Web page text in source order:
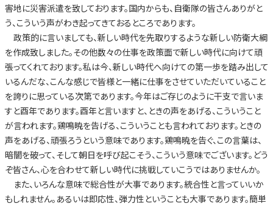
害地に災害派遣を致しております。国内からも、自衛隊の皆さんありがと
う、こういう声がわき起ってきておるところであります。
政策的に言いましても、新しい時代を先取りするような新しい防衛大綱
を作成致しました。その他数々の仕事を政策面で新しい時代に向けて頑
張ってくれております。私は今、新しい時代へ向けての第一歩を踏み出して
いるんだな、こんな感じで皆様と一緒に仕事をさせていただいていること
を誇りに思っている次第であります。今年はご存じのように干支で言いま
すと酉年であります。酉年と言いますと、ときの声をあげる、こういうこと
が言われます。鶏鳴暁を告げる、こういうことも言われております。ときの
声をあげる、頑張ろうという意味であります。鶏鳴暁を告ぐ、この言葉は、
暗闇を破って、そして朝日を呼び起こそう、こういう意味でございます。どう
ぞ皆さん、心を合わせて新しい時代に挑戦していこうではありませんか。
また、いろんな意味で総合性が大事であります。統合性と言っていいか
もしれません。あるいは即応性、弾力性ということも大事であります。簡単